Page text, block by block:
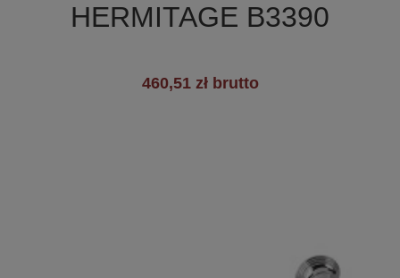
HERMITAGE B3390
460,51 zł brutto